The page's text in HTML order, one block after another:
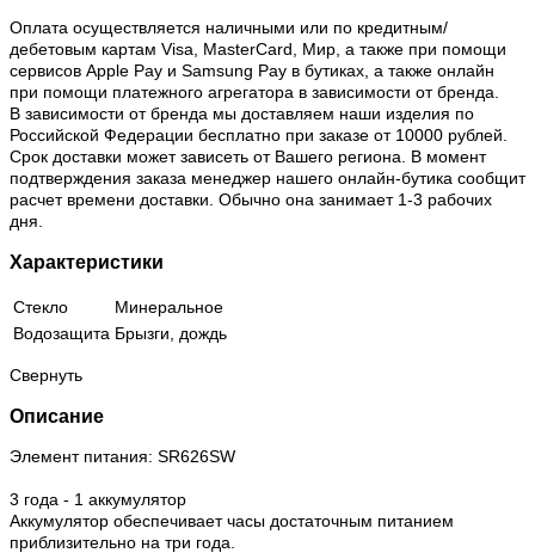
Оплата осуществляется наличными или по кредитным/
дебетовым картам Visa, MasterCard, Мир, а также при помощи
сервисов Apple Pay и Samsung Pay в бутиках, а также онлайн
при помощи платежного агрегатора в зависимости от бренда.
В зависимости от бренда мы доставляем наши изделия по
Российской Федерации бесплатно при заказе от 10000 рублей.
Срок доставки может зависеть от Вашего региона. В момент
подтверждения заказа менеджер нашего онлайн-бутика сообщит
расчет времени доставки. Обычно она занимает 1-3 рабочих
дня.
Характеристики
Стекло
Минеральное
Водозащита Брызги, дождь
Свернуть
Описание
Элемент питания: SR626SW
3 года - 1 аккумулятор
Аккумулятор обеспечивает часы достаточным питанием
приблизительно на три года.